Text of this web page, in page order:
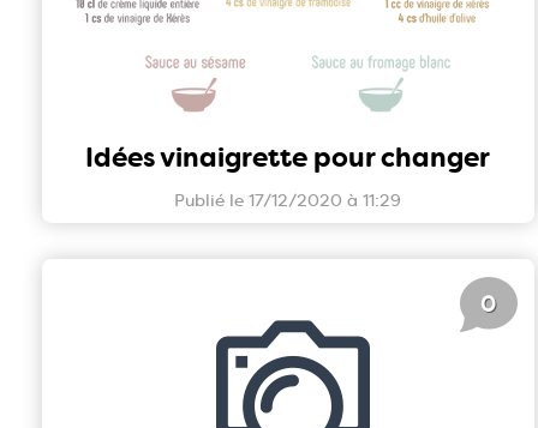
Idées vinaigrette pour changer
Publié le 17/12/2020 à 11:29
0